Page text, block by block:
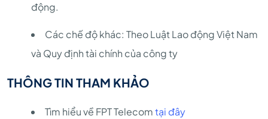
động.
Các chế độ khác: Theo Luật Lao động Việt Nam
và Quy định tài chính của công ty
THÔNG TIN THAM KHẢO
Tìm hiểu về FPT Telecomtại đây